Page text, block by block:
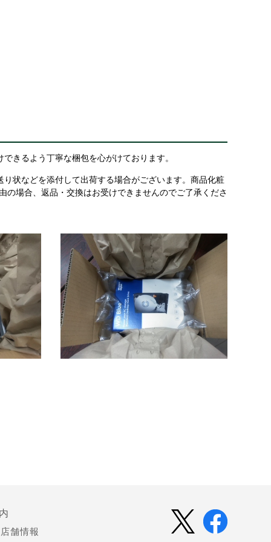
きるよう丁寧な梱包を心がけております。
状などを添付して出荷する場合がございます。商品化粧
場合、返品・交換はお受けできませんのでご了承くださ
店舗情報